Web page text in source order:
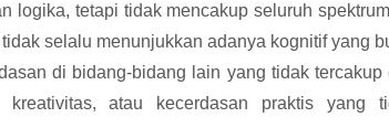
logika, tetapi tidak mencakup seluruh
selalu menunjukkan adanya kognitif yang
di bidang-bidang lain yang tidak tercakup
kreativitas, atau kecerdasan praktis yang